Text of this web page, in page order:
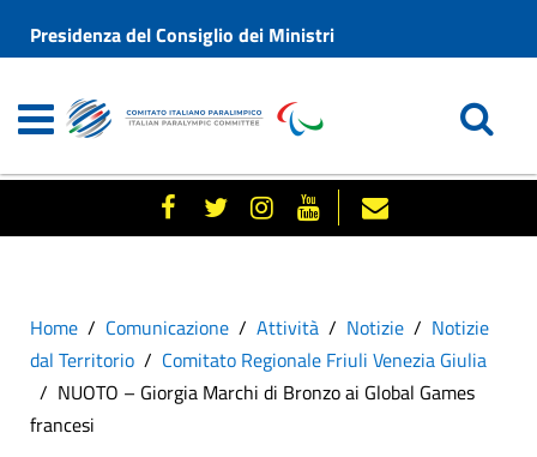
Presidenza del Consiglio dei Ministri
Home Comunicazione Attività Notizie
Notizie
dal Territorio
Comitato Regionale Friuli Venezia Giulia
NUOTO – Giorgia Marchi di Bronzo ai Global Games
francesi